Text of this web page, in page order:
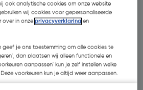
- 9 %
ook analytische cookies om onze website
wij cookies voor gepersonaliseerde
over in onzeprivacyverklaring en
geef je ons toestemming om alle cookies te
dan plaatsen wij alleen functionele en
aanpassen' kun je zelf instellen welke
voorkeuren kun je altijd weer aanpassen.